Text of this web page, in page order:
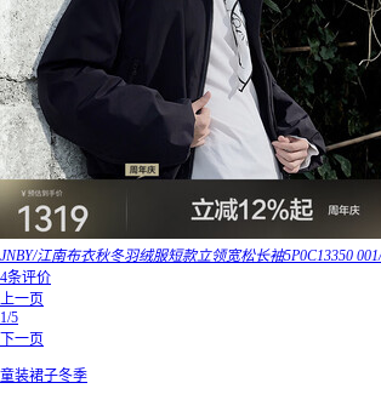
JNBY/江南布衣秋冬羽绒服短款立领宽松长袖5P0C13350
4条评价
上一页
1/5
下一页
童装裙子冬季